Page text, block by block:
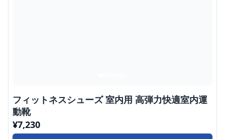
フィットネスシューズ 室内用 高弾力快適室内運
動靴
¥7,230